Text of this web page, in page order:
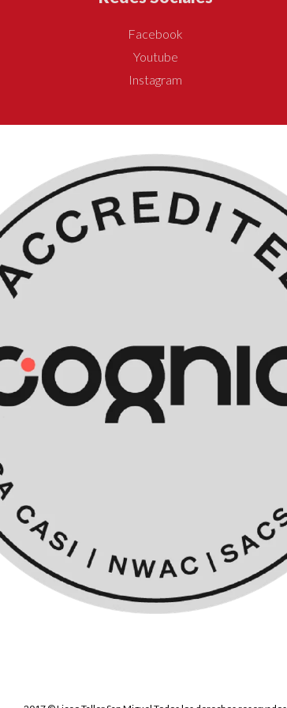
Facebook
Youtube
Instagram